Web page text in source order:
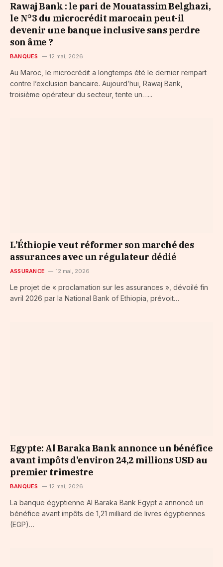
Rawaj Bank : le pari de Mouatassim Belghazi,
le N°3 du microcrédit marocain peut-il
devenir une banque inclusive sans perdre
son âme ?
BANQUES 12 mai, 2026
Au Maroc, le microcrédit a longtemps été le dernier rempart
contre l’exclusion bancaire. Aujourd’hui, Rawaj Bank,
troisième opérateur du secteur, tente un…...
L’Éthiopie veut réformer son marché des
assurances avec un régulateur dédié
ASSURANCE 12 mai, 2026
Le projet de « proclamation sur les assurances », dévoilé fin
avril 2026 par la National Bank of Ethiopia, prévoit…
Egypte: Al Baraka Bank annonce un bénéfice
avant impôts d’environ 24,2 millions USD au
premier trimestre
BANQUES 12 mai, 2026
La banque égyptienne Al Baraka Bank Egypt a annoncé un
bénéfice avant impôts de 1,21 milliard de livres égyptiennes
(EGP)…